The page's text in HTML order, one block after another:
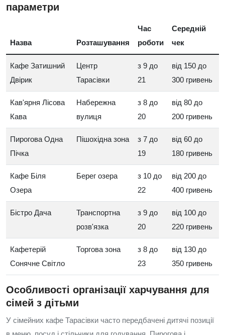
параметри
Назва Розташування
Час
роботи
Середній
чек
Кафе Затишний
Двірик
Центр
Тарасівки
з 9 до
21
від 150 до
300 гривень
Кав'ярня Лісова
Кава
Набережна
вулиця
з 8 до
20
від 80 до
200 гривень
Пирогова Одна
Пічка
Пішохідна зона
з 7 до
19
від 60 до
180 гривень
Кафе Біля
Озера
Берег озера
з 10 до
22
від 200 до
400 гривень
Бістро Дача
Транспортна
розв'язка
з 9 до
20
від 100 до
220 гривень
Кафетерій
Сонячне Світло
Торгова зона
з 8 до
23
від 130 до
350 гривень
Особливості організації харчування для
сімей з дітьми
У сімейних кафе Тарасівки часто передбачені дитячі позиції